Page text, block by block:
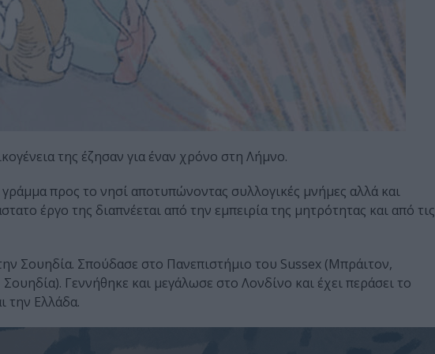
της έζησαν για έναν χρόνο στη Λήμνο.
προς το νησί αποτυπώνοντας συλλογικές μνήμες αλλά και
έργο της διαπνέεται από την εμπειρία της μητρότητας και από τις
Σουηδία. Σπούδασε στο Πανεπιστήμιο του Sussex (Μπράιτον,
Γεννήθηκε και μεγάλωσε στο Λονδίνο και έχει περάσει το
την Ελλάδα.